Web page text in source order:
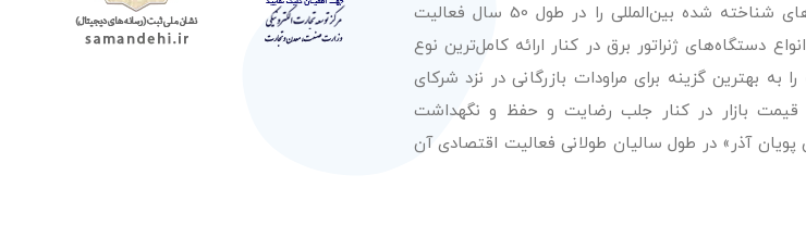
عرضه با کیفیت‌ترین محصولات از معتبرترین برندهای شناخته شده بین‌المللی را در طول 50 سال فعالیت
دستگاه‌های ژنراتور برق در کنار ارائه کامل‌ترین نوع
بهترین گزینه برای مراودات بازرگانی در نزد شرکای
قیمت بازار در کنار جلب رضایت و حفظ و نگهداشت
پویان آذر» در طول سالیان طولانی فعالیت اقتصادی آن